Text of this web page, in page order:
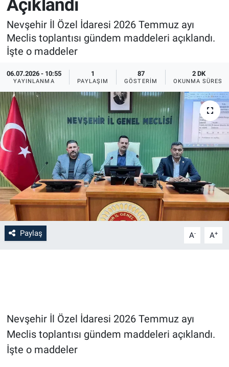
Açıklandı
Nevşehir İl Özel İdaresi 2026 Temmuz ayı
Meclis toplantısı gündem maddeleri açıklandı.
İşte o maddeler
06.07.2026 - 10:55
YAYINLANMA
1
PAYLAŞIM
87
GÖSTERIM
2 DK
OKUNMA SÜRESI
Paylaş A- A+
Nevşehir İl Özel İdaresi 2026 Temmuz ayı
Meclis toplantısı gündem maddeleri açıklandı.
İşte o maddeler
Sağlık
Yerel
Genel
Asayiş
İlan - Duyuru- Mesaj
Türkiye Gündemi
Sizden Gelenler
Yaşam
Sağlık
Eğitim
Kültür
3.Sayfa
Medya
Kayseri
İlan - Duyuru- Mesaj
Türkiye Gündemi
Sizden Gelenler